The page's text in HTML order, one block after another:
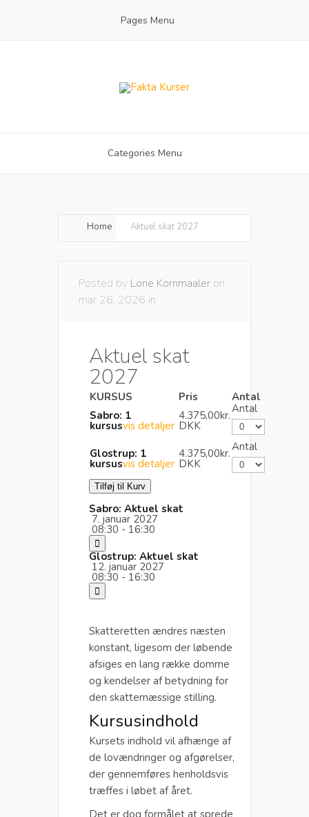
Pages Menu
Categories Menu
Home Aktuel skat 2027
Posted by Lone Kornmaaler on
mar 26, 2026 in
Aktuel skat
2027
KURSUS Pris
Antal
Sabro: 1
kursusvis detaljer
4.375,00kr.
DKK
Antal
Glostrup: 1
kursusvis detaljer
4.375,00kr.
DKK
Antal
Sabro: Aktuel skat
7. januar 2027
08:30 - 16:30
Glostrup: Aktuel skat
12. januar 2027
08:30 - 16:30
Skatteretten ændres næsten
konstant, ligesom der løbende
afsiges en lang række domme
og kendelser af betydning for
den skattemæssige stilling.
Kursusindhold
Kursets indhold vil afhænge af
de lovændringer og afgørelser,
der gennemføres henholdsvis
træffes i løbet af året.
Det er dog formålet at sprede